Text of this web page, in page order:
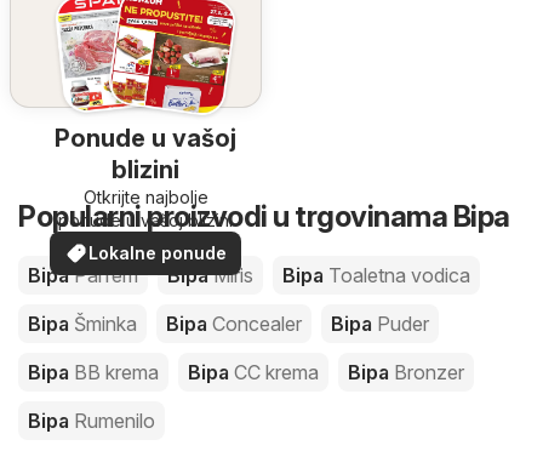
Ponude u vašoj
blizini
Otkrijte najbolje
ponude u vašoj blizini
Lokalne ponude
Popularni proizvodi u trgovinama Bipa
BipaParfem BipaMiris Bipa Toaletna vodica
Bipa Šminka Bipa Concealer Bipa Puder
Bipa BB krema Bipa CC krema Bipa Bronzer
Bipa Rumenilo